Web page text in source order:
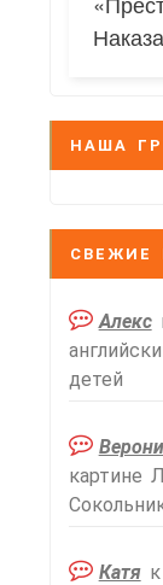
НАША
СВЕЖИЕ
Алекс
детей
картине
Катяк